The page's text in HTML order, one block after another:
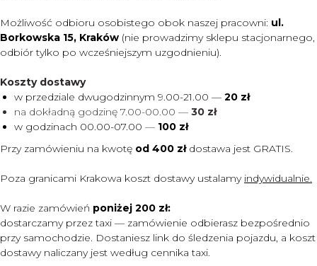
Możliwość odbioru osobistego obok naszej pracowni: ul.
Borkowska 15, Kraków (nie prowadzimy sklepu stacjonarnego,
odbiór tylko po wcześniejszym uzgodnieniu).
Koszty dostawy
w przedziale dwugodzinnym 9.00-21.00 — 20 zł
na dokładną godzinę 7.00-00.00 — 30 zł
w godzinach 00.00-07.00 — 100 zł
Przy zamówieniu na kwotę od 400 zł dostawa jest GRATIS.
Poza granicami Krakowa koszt dostawy ustalamy indywidualnie.
W razie zamówień poniżej 200 zł:
dostarczamy przez taxi — zamówienie odbierasz bezpośrednio
przy samochodzie. Dostaniesz link do śledzenia pojazdu, a koszt
dostawy naliczany jest według cennika taxi.